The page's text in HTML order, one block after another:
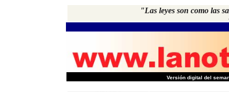
"Las leyes son como las
Versión digital del